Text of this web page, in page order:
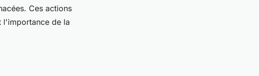
Ces actions
l'importance de la